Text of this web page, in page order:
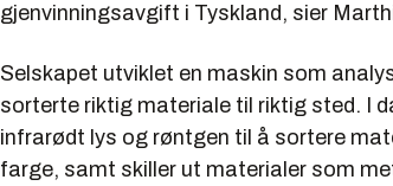
gjenvinningsavgift i Tyskland, sier
Selskapet utviklet en maskin som
sorterte riktig materiale til riktig sted. I
infrarødt lys og røntgen til å sortere
farge, samt skiller ut materialer som